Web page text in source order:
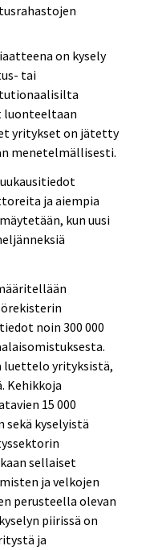
on kysely
tai
luonteeltaan
yritykset on jätetty
menetelmällisesti.
ja aiempia
kun uusi
noin 300 000
luettelo yrityksistä,
Kehikkoja
15 000
kyselyistä
sellaiset
ja velkojen
perusteella olevan
piirissä on
ja